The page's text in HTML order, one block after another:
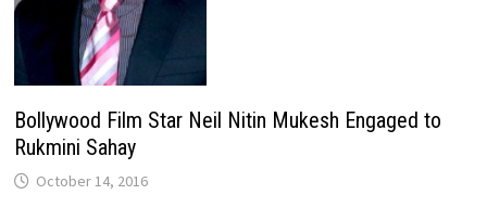
Bollywood Film Star Neil Nitin Mukesh Engaged to
Rukmini Sahay
October 14, 2016